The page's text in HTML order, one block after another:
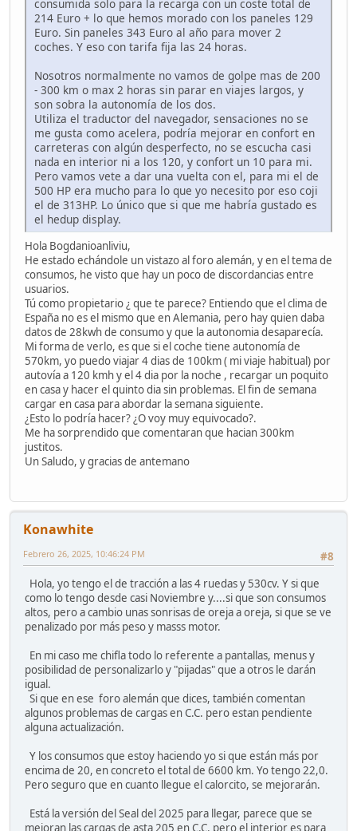
consumida solo para la recarga con un coste total de
214 Euro + lo que hemos morado con los paneles 129
Euro. Sin paneles 343 Euro al año para mover 2
coches. Y eso con tarifa fija las 24 horas.
Nosotros normalmente no vamos de golpe mas de 200
- 300 km o max 2 horas sin parar en viajes largos, y
son sobra la autonomía de los dos.
Utiliza el traductor del navegador, sensaciones no se
me gusta como acelera, podría mejorar en confort en
carreteras con algún desperfecto, no se escucha casi
nada en interior ni a los 120, y confort un 10 para mi.
Pero vamos vete a dar una vuelta con el, para mi el de
500 HP era mucho para lo que yo necesito por eso coji
el de 313HP. Lo único que si que me habría gustado es
el hedup display.
Hola Bogdanioanliviu,
He estado echándole un vistazo al foro alemán, y en el tema de
consumos, he visto que hay un poco de discordancias entre
usuarios.
Tú como propietario ¿ que te parece? Entiendo que el clima de
España no es el mismo que en Alemania, pero hay quien daba
datos de 28kwh de consumo y que la autonomia desaparecía.
Mi forma de verlo, es que si el coche tiene autonomía de
570km, yo puedo viajar 4 dias de 100km ( mi viaje habitual) por
autovía a 120 kmh y el 4 dia por la noche , recargar un poquito
en casa y hacer el quinto dia sin problemas. El fin de semana
cargar en casa para abordar la semana siguiente.
¿Esto lo podría hacer? ¿O voy muy equivocado?.
Me ha sorprendido que comentaran que hacian 300km
justitos.
Un Saludo, y gracias de antemano
Konawhite
#8
Febrero 26, 2025, 10:46:24 PM
Hola, yo tengo el de tracción a las 4 ruedas y 530cv. Y si que
como lo tengo desde casi Noviembre y....si que son consumos
altos, pero a cambio unas sonrisas de oreja a oreja, si que se ve
penalizado por más peso y masss motor.
En mi caso me chifla todo lo referente a pantallas, menus y
posibilidad de personalizarlo y "pijadas" que a otros le darán
igual.
Si que en ese foro alemán que dices, también comentan
algunos problemas de cargas en C.C. pero estan pendiente
alguna actualización.
Y los consumos que estoy haciendo yo si que están más por
encima de 20, en concreto el total de 6600 km. Yo tengo 22,0.
Pero seguro que en cuanto llegue el calorcito, se mejorarán.
Está la versión del Seal del 2025 para llegar, parece que se
mejoran las cargas de asta 205 en C.C. pero el interior es para